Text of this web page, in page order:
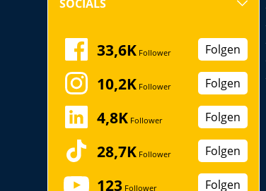
Messen, Seminare,
Kongresse
Startup
SOCIALS
33,6K Follower Folgen
10,2K Follower Folgen
4,8K Follower Folgen
28,7K Follower Folgen
123 Follower Folgen